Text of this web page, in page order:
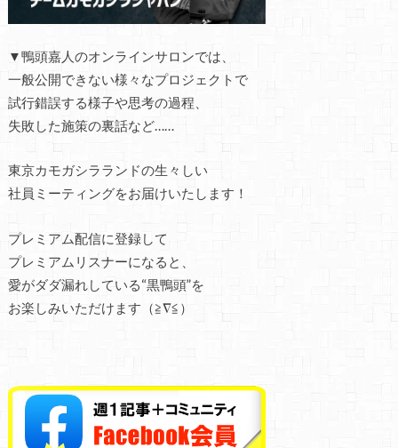
▼鴨頭嘉人のオンラインサロンでは、
一般公開できない様々なプロジェクトで
試行錯誤する様子や思考の過程、
失敗した施策の裏話など……
東京カモガシラランドの生々しい
社員ミーティングをお届けいたします！
プレミアム配信に登録して
プレミアムリスナーになると、
愛がダダ漏れしている“黒鴨頭”を
お楽しみいただけます（≧∇≦）